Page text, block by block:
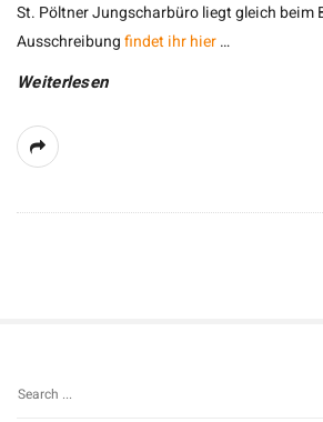
St. Pöltner Jungscharbüro liegt gleich beim
Ausschreibungfindet ihr hier…
Weiterlesen
S
S